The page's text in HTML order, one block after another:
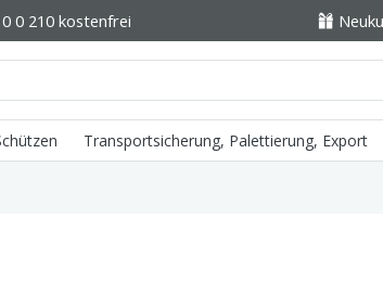
0 210 kostenfrei
Transportsicherung, Palettierung, Export